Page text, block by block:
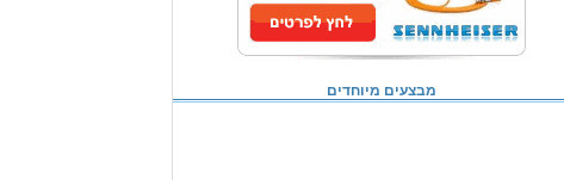
מבצעים מיוחדים